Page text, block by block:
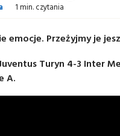
1 min. czytania
emocje. Przeżyjmy je
Turyn 4-3 Inter
A.